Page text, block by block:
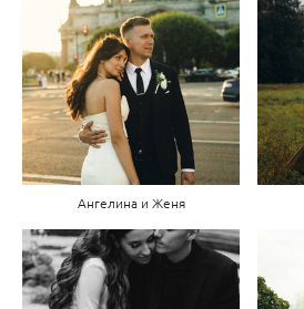
Ангелина и Женя